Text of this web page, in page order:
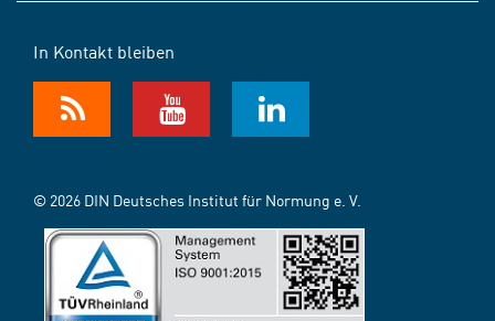
In Kontakt bleiben
© 2026 DIN Deutsches Institut für Normung e. V.